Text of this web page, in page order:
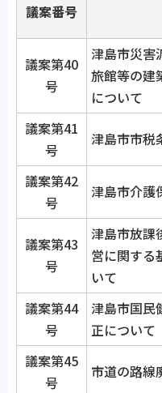
議案番号
議案第40
号
津島市災害
旅館等の建
について
議案第41
号
津島市市税
議案第42
号
津島市介護
議案第43
号
津島市放課
営に関する
いて
議案第44
号
津島市国民
正について
議案第45
号
市道の路線